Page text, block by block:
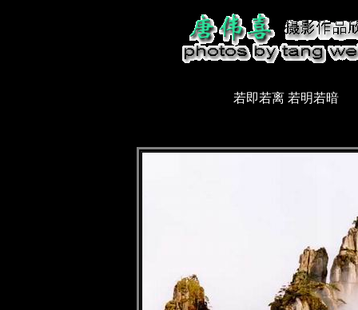
若即若离 若明若暗